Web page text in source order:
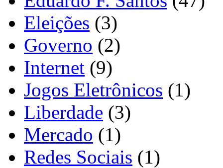
Eleições (3)
Governo (2)
Internet (9)
Jogos Eletrônicos (1)
Liberdade (3)
Mercado (1)
Redes Sociais (1)